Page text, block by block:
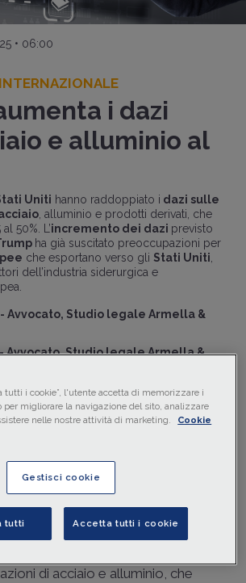
• 06:00
i dazi
e alluminio al
Uniti hanno raddoppiato i dazi sulle
, alluminio e prodotti derivati, che
50%. L’incremento dei dazi previsto
ha già suscitato preoccupazioni per
che esportano verso gli Stati Uniti
dell’industria siderurgica e
- Avvocato, Studio legale Armella &
Avvocato, Studio legale Armella &
su acciaio e alluminio: nuova
di acciaio e alluminio, che
tutti i cookie”, l'utente accetta di memorizzare i
per migliorare la navigazione del sito, analizzare
nelle nostre attività di marketing.
Cookie
Gestisci cookie
tutti Accetta tutti i cookie